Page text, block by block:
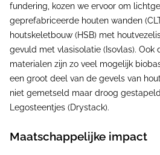
fundering, kozen we ervoor om
geprefabriceerde houten wanden
houtskeletbouw (HSB) met
gevuld met vlasisolatie (Isovlas). Ook
materialen zijn zo veel mogelijk
een groot deel van de gevels van
niet gemetseld maar droog
Legosteentjes (Drystack).
Maatschappelijke impact